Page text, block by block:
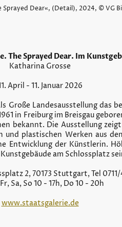
The Sprayed Dear. Im
Katharina Grosse
April - 11. Januar 2026
Landesausstellung das
in Freiburg im Breisgau
bekannt. Die Ausstellung
plastischen Werken aus
Entwicklung der Künstlerin.
am Schlossplatz
2, 70173 Stuttgart, Tel
Sa, So 10 - 17h, Do 10 - 20h
www.staatsgalerie.de
Sprayed Dear«, (Detail), 2024, © VG